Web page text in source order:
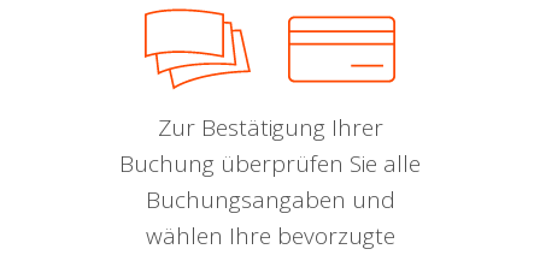
Zur Bestätigung Ihrer
Buchung überprüfen Sie alle
Buchungsangaben und
wählen Ihre bevorzugte